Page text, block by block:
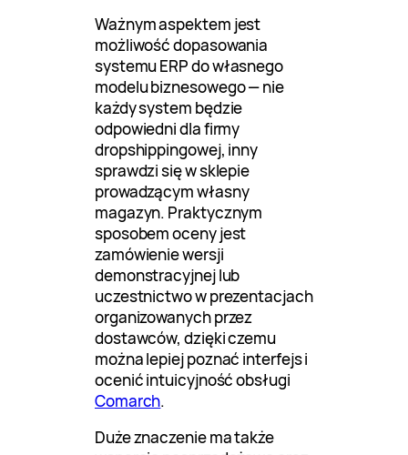
Ważnym aspektem jest
możliwość dopasowania
systemu ERP do własnego
modelu biznesowego — nie
każdy system będzie
odpowiedni dla firmy
dropshippingowej, inny
sprawdzi się w sklepie
prowadzącym własny
magazyn. Praktycznym
sposobem oceny jest
zamówienie wersji
demonstracyjnej lub
uczestnictwo w prezentacjach
organizowanych przez
dostawców, dzięki czemu
można lepiej poznać interfejs i
ocenić intuicyjność obsługi
Comarch.
Duże znaczenie ma także